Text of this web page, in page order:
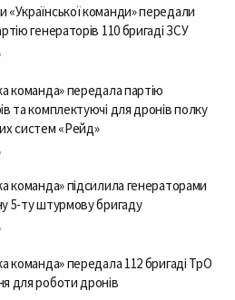
«Української команди» передали
генераторів 110 бригаді ЗСУ
команда» передала партію
та комплектуючі для дронів полку
систем «Рейд»
команда» підсилила генераторами
5-ту штурмову бригаду
команда» передала 112 бригаді ТрО
для роботи дронів